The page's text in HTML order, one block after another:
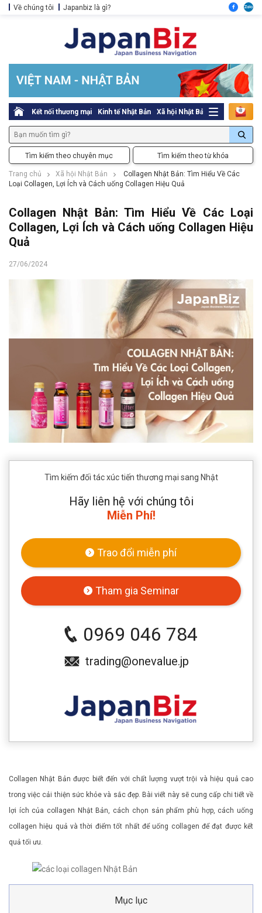
Về chúng tôi Japanbiz là gì?
Kết nối thương mại Kinh tế Nhật Bản Xã hội Nhật Bản Thủ tục pháp
Tìm kiếm theo chuyên mục Tìm kiếm theo từ khóa
Trang chủ Xã hội Nhật Bản
Collagen Nhật Bản: Tìm Hiểu Về Các
Loại Collagen, Lợi Ích và Cách uống Collagen Hiệu Quả
Collagen Nhật Bản: Tìm Hiểu Về Các Loại
Collagen, Lợi Ích và Cách uống Collagen Hiệu
Quả
27/06/2024
Tìm kiếm đối tác xúc tiến thương mại sang Nhật
Hãy liên hệ với chúng tôi
Miễn Phí!
Trao đổi miễn phí
Tham gia Seminar
0969 046 784
trading@onevalue.jp
Collagen Nhật Bản được biết đến với chất lượng vượt trội và hiệu quả cao
trong việc cải thiện sức khỏe và sắc đẹp. Bài viết này sẽ cung cấp chi tiết về
lợi ích của collagen Nhật Bản, cách chọn sản phẩm phù hợp, cách uống
collagen hiệu quả và thời điểm tốt nhất để uống collagen để đạt được kết
quả tối ưu.
Mục lục